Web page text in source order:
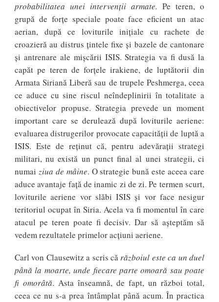
probabilitatea unei intervenții armate. Pe teren, o
grupă de forțe speciale poate face eficient un atac
aerian, după ce loviturile inițiale cu rachete de
croazieră au distrus țintele fixe și bazele de cantonare
și antrenare ale mișcării ISIS. Strategia va fi dusă la
capăt pe teren de forțele irakiene, de luptătorii din
Armata Siriană Liberă sau de trupele Peshmerga, ceea
ce aduce cu sine riscul neîndeplinirii în totalitate a
obiectivelor propuse. Strategia prevede un moment
important care se derulează după loviturile aeriene:
evaluarea distrugerilor provocate capacității de luptă a
ISIS. Este de reținut că, pentru adevărații strategi
militari, nu există un punct final al unei strategii, ci
numai ziua de mâine. O strategie bună este aceea care
aduce avantaje față de inamic zi de zi. Pe termen scurt,
loviturile aeriene vor slăbi ISIS și vor face nesigur
teritoriul ocupat în Siria. Acela va fi momentul în care
atacul pe teren poate fi decisiv. Dar să așteptăm să
vedem rezultatele primelor acțiuni aeriene.
Carl von Clausewitz a scris că războiul este ca un duel
până la moarte, unde fiecare parte omoară sau poate
fi omorâtă. Asta înseamnă, de fapt, un război total,
ceea ce nu s-a prea întâmplat până acum. În practica